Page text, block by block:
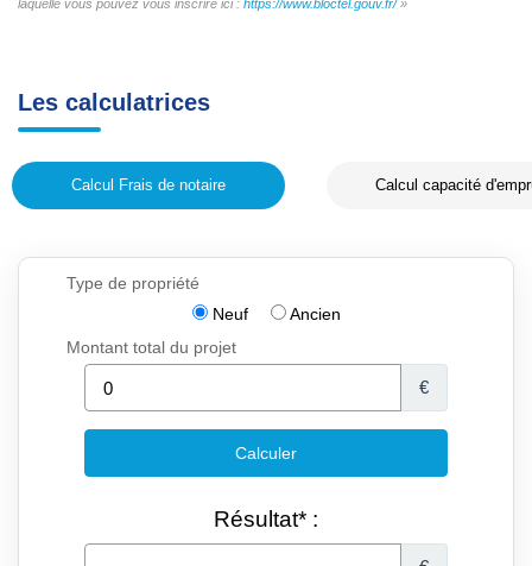
laquelle vous pouvez vous inscrire ici : https://www.bloctel.gouv.fr/»
Les calculatrices
Calcul Frais de notaire Calcul capacité